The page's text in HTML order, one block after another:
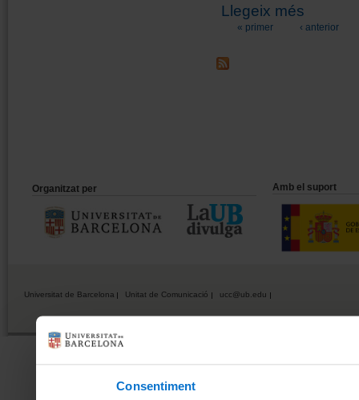
Consentiment
Llegeix més
Pàgines
« primer ‹ anterior
Organitzat per Amb el suport
Universitat de Barcelona Unitat de Comunicació ucc@ub.edu